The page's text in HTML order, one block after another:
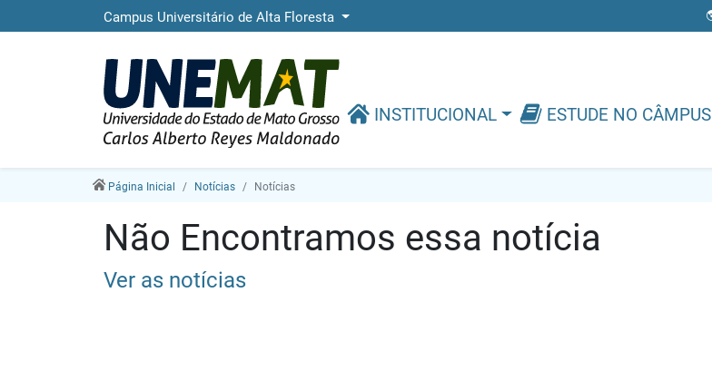
Campus Universitário de Alta Floresta
INSTITUCIONAL ESTUDE NO CÂMPUS
Página Inicial Notícias Notícias
Não Encontramos essa notícia
Ver as notícias